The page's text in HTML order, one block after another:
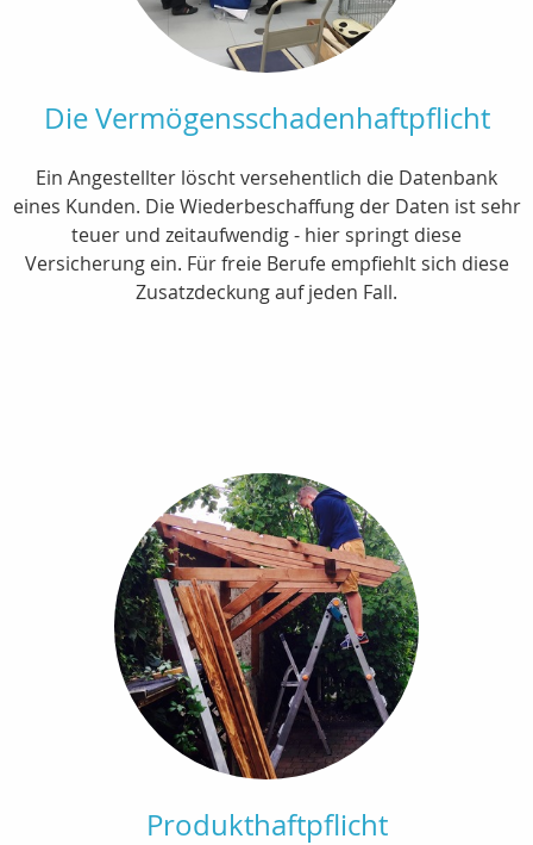
Die Vermögensschadenhaftpflicht
Ein Angestellter löscht versehentlich die Datenbank
eines Kunden. Die Wiederbeschaffung der Daten ist sehr
teuer und zeitaufwendig - hier springt diese
Versicherung ein. Für freie Berufe empfiehlt sich diese
Zusatzdeckung auf jeden Fall.
Produkthaftpflicht